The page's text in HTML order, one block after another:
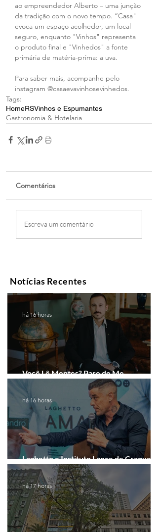
ao empreendedor Alberto – uma junção
da tradição com o novo tempo. “Casa"
evoca um espaço acolhedor, um local
seguro, enquanto "Vinhos" representa
o produto final e "Vinhedos" a fonte
primária de matéria-prima: a uva.
Para saber mais, acompanhe pelo
instagram @casaevavinhosevinhedos.
Tags:
HomeRSVinhos e Espumantes
Gastronomia & Hotelaria
Comentários
Escreva um comentário
Notícias Recentes
Você Lê Mentes? Pare de Me
há 16 horas
Laghetto e Instituto Lance de Craque
firmam parceria em Porto Alegre
há 16 horas
há 17 horas